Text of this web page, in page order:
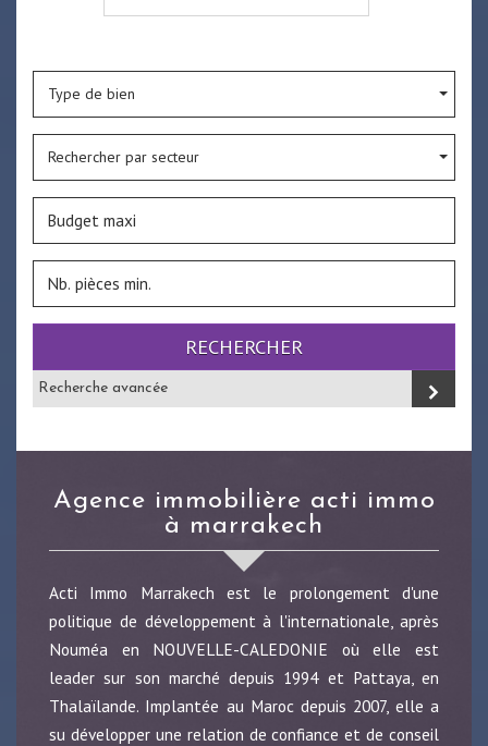
Type de bien
Rechercher par secteur
RECHERCHER
Recherche avancée
agence immobilière acti immo
à marrakech
Acti Immo Marrakech est le prolongement d'une
politique de développement à l'internationale, après
Nouméa en NOUVELLE-CALEDONIE où elle est
leader sur son marché depuis 1994 et Pattaya, en
Thalaïlande. Implantée au Maroc depuis 2007, elle a
su développer une relation de confiance et de conseil